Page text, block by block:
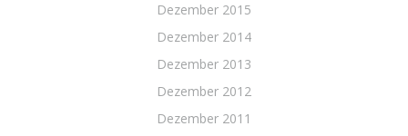
Dezember 2015
Dezember 2014
Dezember 2013
Dezember 2012
Dezember 2011